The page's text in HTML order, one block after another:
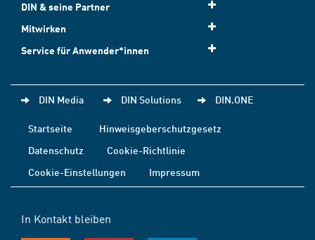
DIN & seine Partner
Mitwirken
Service für Anwender*innen
DIN Media DIN Solutions DIN.ONE
Startseite
Hinweisgeberschutzgesetz
Datenschutz
Cookie-Richtlinie
Cookie-Einstellungen
Impressum
In Kontakt bleiben